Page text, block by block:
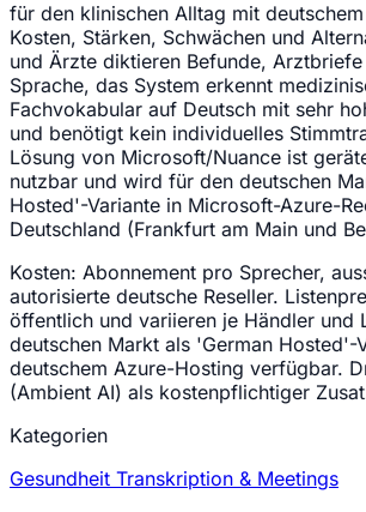
für den klinischen Alltag mit
Kosten, Stärken, Schwächen und
und Ärzte diktieren Befunde,
Sprache, das System erkennt
Fachvokabular auf Deutsch mit sehr
und benötigt kein individuelles
Lösung von Microsoft/Nuance ist
nutzbar und wird für den deutschen
Hosted'-Variante in Microsoft-Azure-
Deutschland (Frankfurt am Main und
Kosten: Abonnement pro Sprecher,
autorisierte deutsche Reseller.
öffentlich und variieren je Händler und
deutschen Markt als 'German Hosted'-
deutschem Azure-Hosting verfügbar.
(Ambient AI) als kostenpflichtiger
Kategorien
Gesundheit Transkription & Meetings